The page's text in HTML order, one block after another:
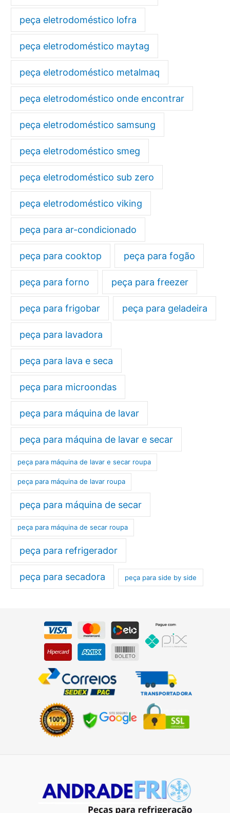
peça eletrodoméstico lofra
peça eletrodoméstico maytag
peça eletrodoméstico metalmaq
peça eletrodoméstico onde encontrar
peça eletrodoméstico samsung
peça eletrodoméstico smeg
peça eletrodoméstico sub zero
peça eletrodoméstico viking
peça para ar-condicionado
peça para cooktop peça para fogão
peça para forno peça para freezer
peça para frigobar peça para geladeira
peça para lavadora
peça para lava e seca
peça para microondas
peça para máquina de lavar
peça para máquina de lavar e secar
peça para máquina de lavar e secar roupa
peça para máquina de lavar roupa
peça para máquina de secar
peça para máquina de secar roupa
peça para refrigerador
peça para secadora peça para side by side